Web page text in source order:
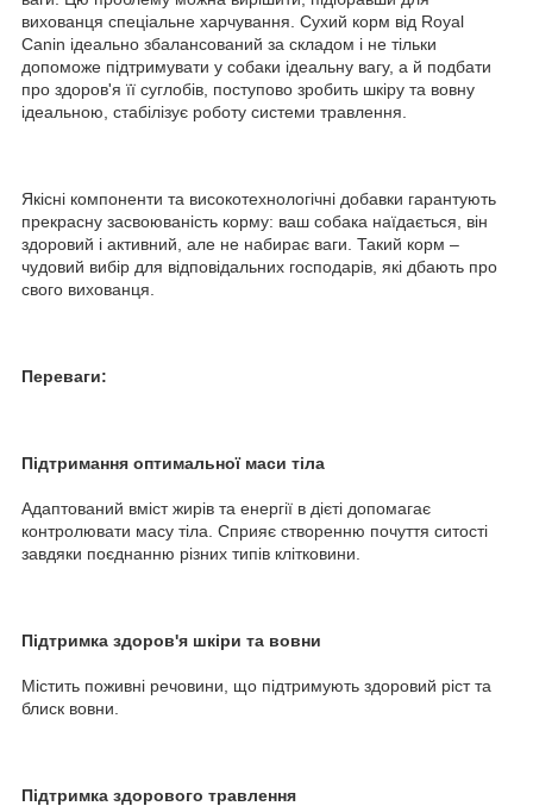
вихованця спеціальне харчування. Сухий корм від Royal
Canin ідеально збалансований за складом і не тільки
допоможе підтримувати у собаки ідеальну вагу, а й подбати
про здоров'я її суглобів, поступово зробить шкіру та вовну
ідеальною, стабілізує роботу системи травлення.
Якісні компоненти та високотехнологічні добавки гарантують
прекрасну засвоюваність корму: ваш собака наїдається, він
здоровий і активний, але не набирає ваги. Такий корм –
чудовий вибір для відповідальних господарів, які дбають про
свого вихованця.
Переваги:
Підтримання оптимальної маси тіла
Адаптований вміст жирів та енергії в дієті допомагає
контролювати масу тіла. Сприяє створенню почуття ситості
завдяки поєднанню різних типів клітковини.
Підтримка здоров'я шкіри та вовни
Містить поживні речовини, що підтримують здоровий ріст та
блиск вовни.
Підтримка здорового травлення